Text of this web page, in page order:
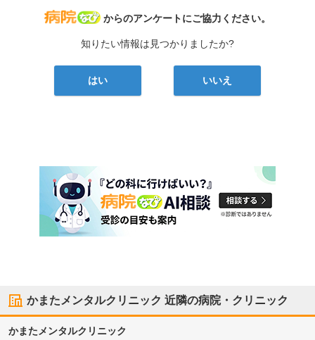
病院なび
からのアンケートにご協力ください。
知りたい情報は見つかりましたか?
はい いいえ
かまたメンタルクリニック 近隣の病院・クリニック
かまたメンタルクリニック